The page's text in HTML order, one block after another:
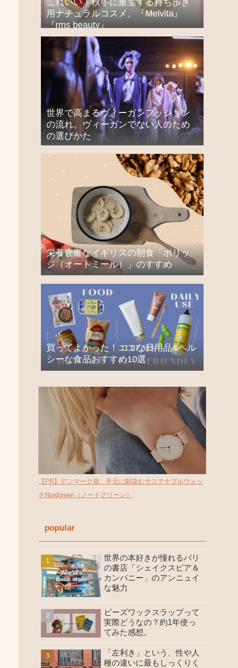
これいい！秋冬に重宝する持ち歩き
用ナチュラルコスメ。『Melvita』
『rms beauty』
世界で高まるヴィーガンフッション
の流れ。ヴィーガンでない人のため
の選びかた
栄養豊富なイギリスの朝食「ポリッ
ジ（オートミール）」のすすめ
買ってよかった！エコな日用品&ヘル
シーな食品おすすめ10選
【PR】デンマーク発、手元に馴染むサステナブルウォッ
チNordgreen（ノードグリーン）
popular
世界の本好きが憧れるパリ
の書店「シェイクスピア＆
カンパニー」のアンニュイ
な魅力
ビーズワックスラップって
実際どうなの？約1年使っ
てみた感想。
「左利き」という、性や人
種の違いに最もしっくりく